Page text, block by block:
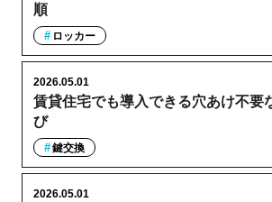
順
ロッカー
賃貸住宅でも導入できる穴あけ不要
び
2026.05.01
鍵交換
2026.05.01